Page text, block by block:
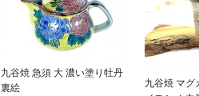
九谷焼 急須 大 濃い塗り牡丹
裏絵
九谷焼 マグ